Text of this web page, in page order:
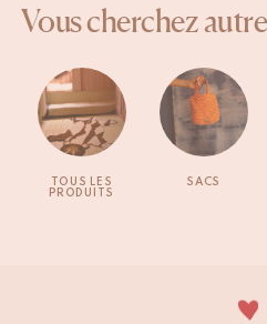
Vous cherchez
TOUS LES
PRODUITS
SACS